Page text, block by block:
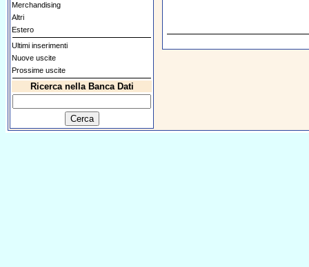
Merchandising
Altri
Estero
Ultimi inserimenti
Nuove uscite
Prossime uscite
Ricerca nella Banca Dati